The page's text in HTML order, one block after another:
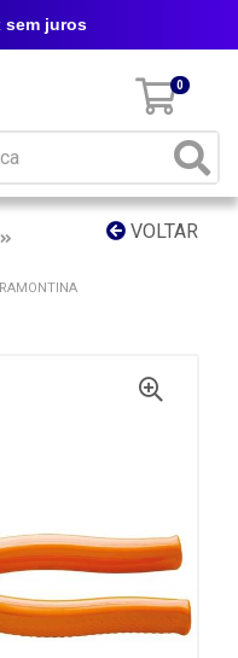
0
sem juros
VOLTAR